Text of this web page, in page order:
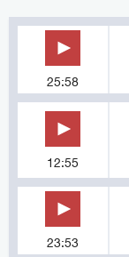
25:58
12:55
23:53